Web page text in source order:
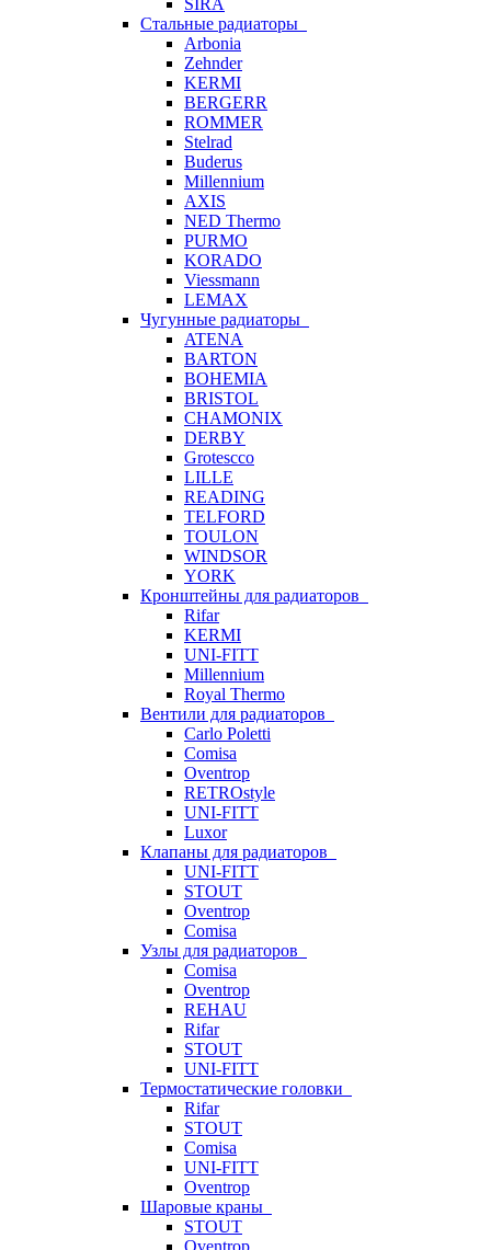
SIRA
Стальные радиаторы
Arbonia
Zehnder
KERMI
BERGERR
ROMMER
Stelrad
Buderus
Millennium
AXIS
NED Thermo
PURMO
KORADO
Viessmann
LEMAX
Чугунные радиаторы
ATENA
BARTON
BOHEMIA
BRISTOL
CHAMONIX
DERBY
Grotescco
LILLE
READING
TELFORD
TOULON
WINDSOR
YORK
Кронштейны для радиаторов
Rifar
KERMI
UNI-FITT
Millennium
Royal Thermo
Вентили для радиаторов
Carlo Poletti
Comisa
Oventrop
RETROstyle
UNI-FITT
Luxor
Клапаны для радиаторов
UNI-FITT
STOUT
Oventrop
Comisa
Узлы для радиаторов
Comisa
Oventrop
REHAU
Rifar
STOUT
UNI-FITT
Термостатические головки
Rifar
STOUT
Comisa
UNI-FITT
Oventrop
Шаровые краны
STOUT
Oventrop